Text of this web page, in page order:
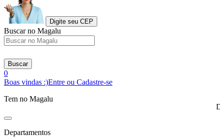
Digite seu CEP
Buscar no Magalu
Buscar
0
Boas vindas :)Entre ou Cadastre-se
Tem no Magalu
Departamentos